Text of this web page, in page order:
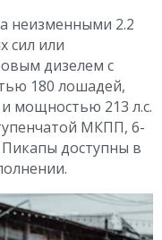
неизменными 2.2
сил или
дизелем с
180 лошадей,
мощностью 213 л.с.
МКПП, 6-
доступны в